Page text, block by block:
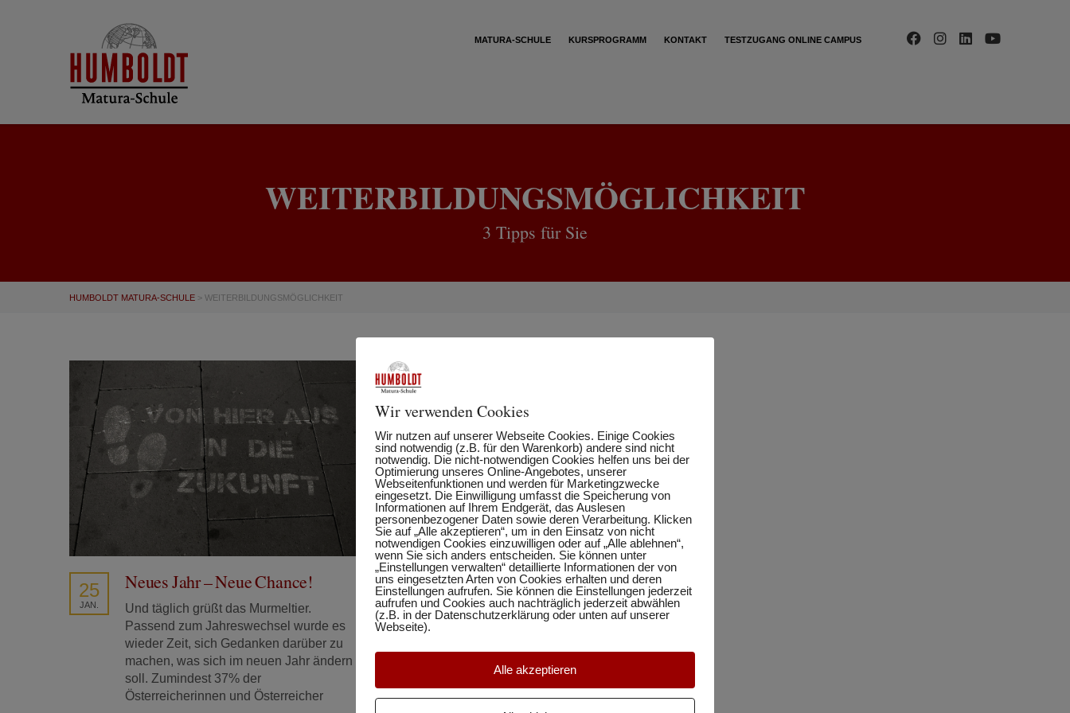
MATURA-SCHULE KURSPROGRAMM KONTAKT TESTZUGANG ONLINE CAMPUS
WEITERBILDUNGSMÖGLICHKEIT
3 Tipps für Sie
HUMBOLDT MATURA-SCHULE > WEITERBILDUNGSMÖGLICHKEIT
Neues Jahr – Neue Chance!
25
JAN.
Und täglich grüßt das Murmeltier.
Passend zum Jahreswechsel wurde es
wieder Zeit, sich Gedanken darüber zu
machen, was sich im neuen Jahr ändern
soll. Zumindest 37% der
Österreicherinnen und Österreicher
Auf Partnersuche für Ihre
Weiterbildung?
01
DEZ.
Sie sind auf der Suche nach der richtigen
Familienmitglied oder Ihre Angestellten?
Entdecken Sie unser breitgefächertes
Angebot an verschiedenen Kursen und
Wir verwenden Cookies
Wir nutzen auf unserer Webseite Cookies. Einige Cookies
sind notwendig (z.B. für den Warenkorb) andere sind nicht
notwendig. Die nicht-notwendigen Cookies helfen uns bei der
Optimierung unseres Online-Angebotes, unserer
Webseitenfunktionen und werden für Marketingzwecke
eingesetzt. Die Einwilligung umfasst die Speicherung von
Informationen auf Ihrem Endgerät, das Auslesen
personenbezogener Daten sowie deren Verarbeitung. Klicken
Sie auf „Alle akzeptieren“, um in den Einsatz von nicht
notwendigen Cookies einzuwilligen oder auf „Alle ablehnen“,
wenn Sie sich anders entscheiden. Sie können unter
„Einstellungen verwalten“ detaillierte Informationen der von
uns eingesetzten Arten von Cookies erhalten und deren
Einstellungen aufrufen. Sie können die Einstellungen jederzeit
aufrufen und Cookies auch nachträglich jederzeit abwählen
(z.B. in der Datenschutzerklärung oder unten auf unserer
Webseite).
Alle akzeptieren